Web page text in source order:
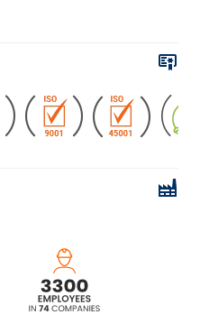
알킬렌글리콜에테르)
알킬렌글리콜에테르)
알킬렌글리콜에테르)